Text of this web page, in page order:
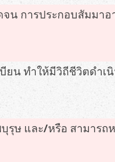
น การประกอบสัมมาอ
น ทำให้มีวิถีชีวิตดำเ
ษ และ/หรือ สามารถ